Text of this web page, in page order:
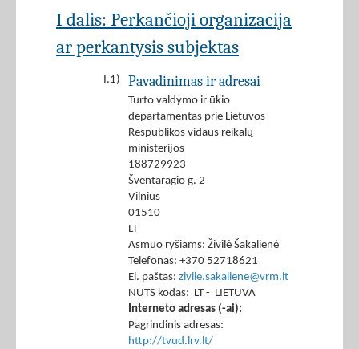
I dalis: Perkančioji organizacija
ar perkantysis subjektas
I.1) Pavadinimas ir adresai
Turto valdymo ir ūkio
departamentas prie Lietuvos
Respublikos vidaus reikalų
ministerijos
188729923
Šventaragio g. 2
Vilnius
01510
LT
Asmuo ryšiams: Živilė Šakalienė
Telefonas: +370 52718621
El. paštas: zivile.sakaliene@vrm.lt
NUTS kodas: LT - LIETUVA
Interneto adresas (-ai):
Pagrindinis adresas:
http://tvud.lrv.lt/